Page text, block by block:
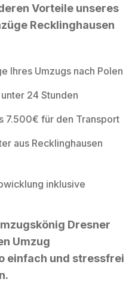
Vorteile unseres
Recklinghausen
Ihres Umzugs nach Polen
24 Stunden
7.500€ für den Transport
aus Recklinghausen
inklusive
Dresner
Umzug
einfach und stressfrei